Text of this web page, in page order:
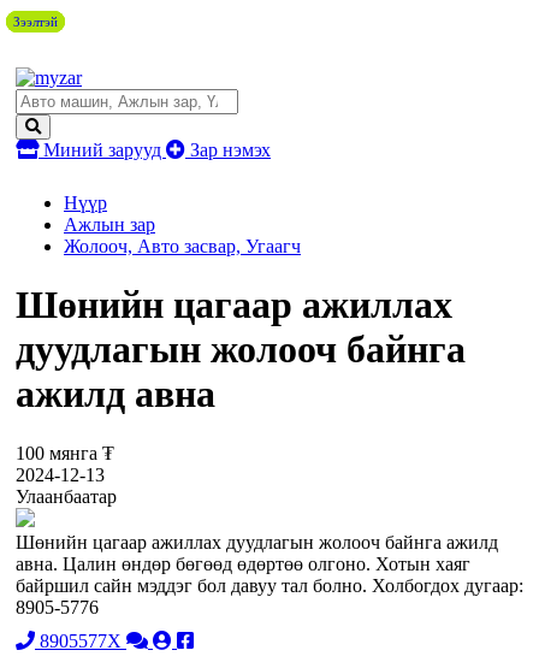
Миний зарууд Зар нэмэх
Нүүр
Ажлын зар
Жолооч, Авто засвар, Угаагч
Шөнийн цагаар ажиллах
дуудлагын жолооч байнга
ажилд авна
100 мянга ₮
2024-12-13
Улаанбаатар
Шөнийн цагаар ажиллах дуудлагын жолооч байнга ажилд
авна. Цалин өндөр бөгөөд өдөртөө олгоно. Хотын хаяг
байршил сайн мэддэг бол давуу тал болно. Холбогдох дугаар:
8905-5776
8905577X
Зээлтэй
Зээлтэй
Зээлтэй
Зээлтэй